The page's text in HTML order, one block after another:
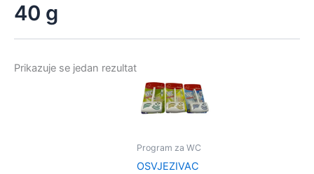
40 g
Prikazuje se jedan rezultat
Program za WC
OSVJEZIVAC